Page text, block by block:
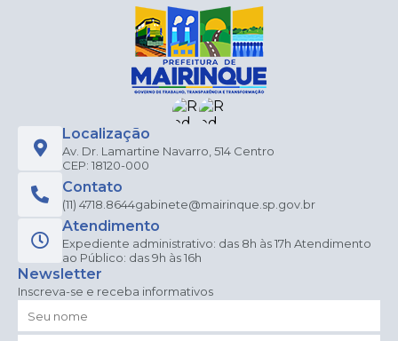
Localização
Av. Dr. Lamartine Navarro, 514 Centro
CEP: 18120-000
Contato
(11) 4718.8644gabinete@mairinque.sp.gov.br
Atendimento
Expediente administrativo: das 8h às 17h Atendimento
ao Público: das 9h às 16h
Newsletter
Inscreva-se e receba informativos